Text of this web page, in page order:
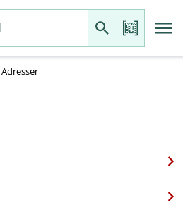
Adresser